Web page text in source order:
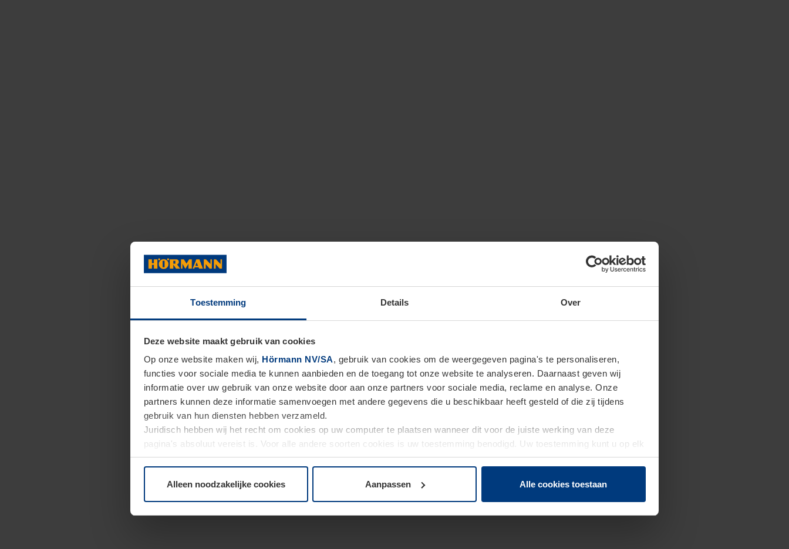
Toestemming Details Over
Deze website maakt gebruik van cookies
Op onze website maken wij, Hörmann NV/SA, gebruik van cookies om de weergegeven pagina's te personaliseren,
functies voor sociale media te kunnen aanbieden en de toegang tot onze website te analyseren. Daarnaast geven wij
informatie over uw gebruik van onze website door aan onze partners voor sociale media, reclame en analyse. Onze
partners kunnen deze informatie samenvoegen met andere gegevens die u beschikbaar heeft gesteld of die zij tijdens
gebruik van hun diensten hebben verzameld.
Juridisch hebben wij het recht om cookies op uw computer te plaatsen wanneer dit voor de juiste werking van deze
pagina's absoluut vereist is. Voor alle andere soorten cookies is uw toestemming benodigd. Uw toestemming kunt u op elk
moment bij de uitleg van de cookies op paginaPrivacyverklaringop onze website wijzigen of herroepen.
Alleen noodzakelijke cookies Aanpassen Alle cookies toestaan